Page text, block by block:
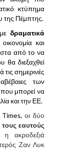
κτύπημα
της Πέμπτης.
δραματικά
και
από το να
θα διεξαχθεί
σημερινές
των
που μπορεί να
και την ΕΕ.
οι δύο
εαυτούς
η ακροδεξιά
Ζαν Λυκ